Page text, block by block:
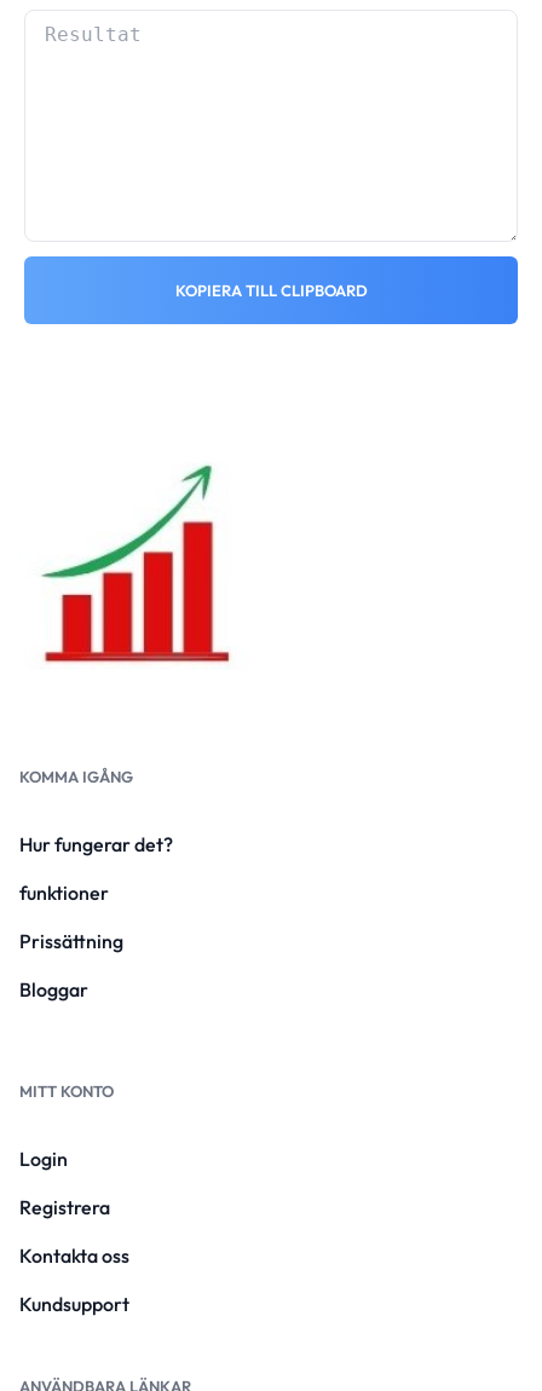
KOPIERA TILL CLIPBOARD
KOMMA IGÅNG
Hur fungerar det?
funktioner
Prissättning
Bloggar
MITT KONTO
Login
Registrera
Kontakta oss
Kundsupport
ANVÄNDBARA LÄNKAR